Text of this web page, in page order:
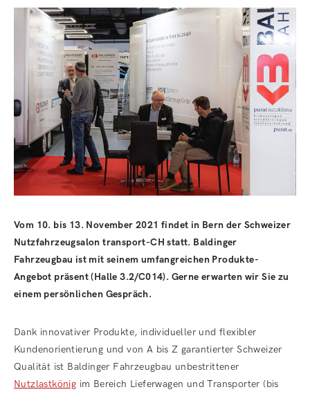
Vom 10. bis 13. November 2021 findet in Bern der Schweizer
Nutzfahrzeugsalon transport-CH statt. Baldinger
Fahrzeugbau ist mit seinem umfangreichen Produkte-
Angebot präsent (Halle 3.2/C014). Gerne erwarten wir Sie zu
einem persönlichen Gespräch.
Dank innovativer Produkte, individueller und flexibler
Kundenorientierung und von A bis Z garantierter Schweizer
Qualität ist Baldinger Fahrzeugbau unbestrittener
Nutzlastkönig im Bereich Lieferwagen und Transporter (bis